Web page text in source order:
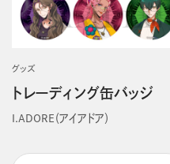
グッズ
トレーディング缶バッジ
I.ADORE（アイアドア）